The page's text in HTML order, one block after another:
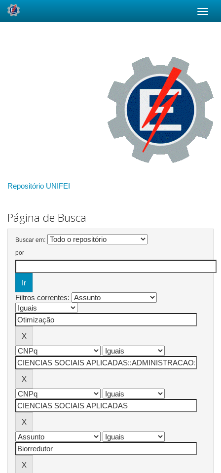
Repositório UNIFEI
Página de Busca
Buscar em:
por
Filtros correntes: